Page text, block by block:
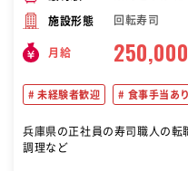
施設形態 回転寿司
月給 250,000
未経験者歓迎 食事手当あり
兵庫県の正社員の寿司職人の転職求
調理など